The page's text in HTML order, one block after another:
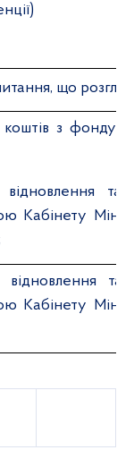
що
з фонду
та
Кабінету
та
Кабінету